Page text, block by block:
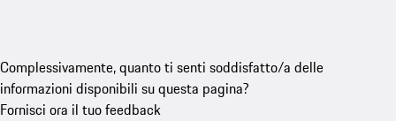
Complessivamente, quanto ti senti soddisfatto/a delle
informazioni disponibili su questa pagina?
Fornisci ora il tuo feedback